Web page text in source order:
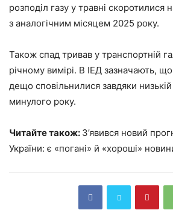
розподіл газу у травні скоротилися
з аналогічним місяцем 2025 року.
Також спад тривав у транспортній
річному вимірі. В ІЕД зазначають,
дещо сповільнилися завдяки низькій
минулого року.
Читайте також: З’явився новий
України: є «погані» й «хороші»